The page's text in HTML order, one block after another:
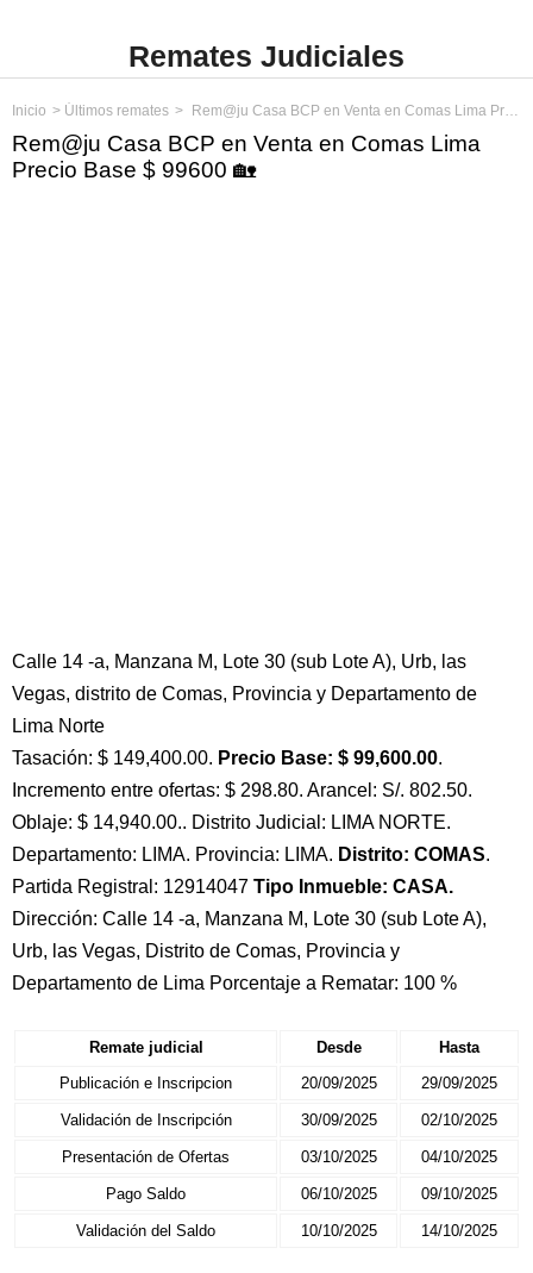
Remates Judiciales
Inicio Últimos remates Rem@ju Casa BCP en Venta en Comas Lima Precio Base $ 99600
Rem@ju Casa BCP en Venta en Comas Lima
Precio Base $ 99600 🏡
Calle 14 -a, Manzana M, Lote 30 (sub Lote A), Urb, las
Vegas, distrito de Comas, Provincia y Departamento de
Lima Norte
Tasación: $ 149,400.00. Precio Base: $ 99,600.00.
Incremento entre ofertas: $ 298.80. Arancel: S/. 802.50.
Oblaje: $ 14,940.00.. Distrito Judicial: LIMA NORTE.
Departamento: LIMA. Provincia: LIMA. Distrito: COMAS.
Partida Registral: 12914047 Tipo Inmueble: CASA.
Dirección: Calle 14 -a, Manzana M, Lote 30 (sub Lote A),
Urb, las Vegas, Distrito de Comas, Provincia y
Departamento de Lima Porcentaje a Rematar: 100 %
Remate judicial Desde
Hasta
Publicación e Inscripcion
20/09/2025 29/09/2025
Validación de Inscripción 30/09/2025 02/10/2025
Presentación de Ofertas 03/10/2025 04/10/2025
Pago Saldo 06/10/2025 09/10/2025
Validación del Saldo 10/10/2025 14/10/2025